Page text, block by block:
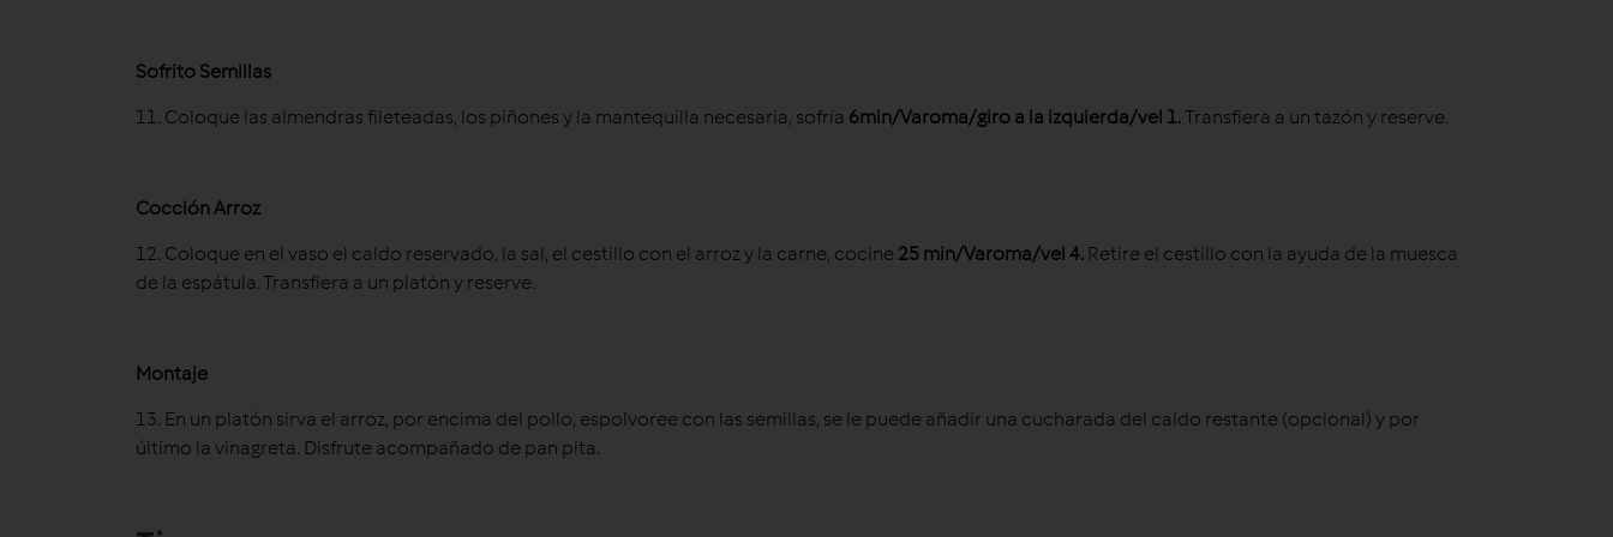
Sofrito Semillas
11. Coloque las almendras fileteadas, los piñones y la mantequilla necesaria, sofría 6min/Varoma/giro a la izquierda/vel 1.Transfiera a un tazón y reserve.
Cocción Arroz
12. Coloque en el vaso el caldo reservado, la sal, el cestillo con el arroz y la carne, cocine 25 min/Varoma/vel 4. Retire el cestillo con la ayuda de la muesca
de la espátula. Transfiera a un platón y reserve.
Montaje
13. En un platón sirva el arroz, por encima del pollo, espolvoree con las semillas, se le puede añadir una cucharada del caldo restante (opcional) y por
último la vinagreta. Disfrute acompañado de pan pita.